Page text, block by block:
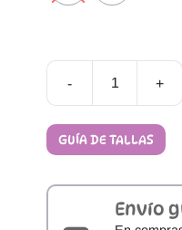
-
Calzado
Barefoot
CoqueFlex
Plus
Combi
+
GUÍA DE TALLAS
Envío